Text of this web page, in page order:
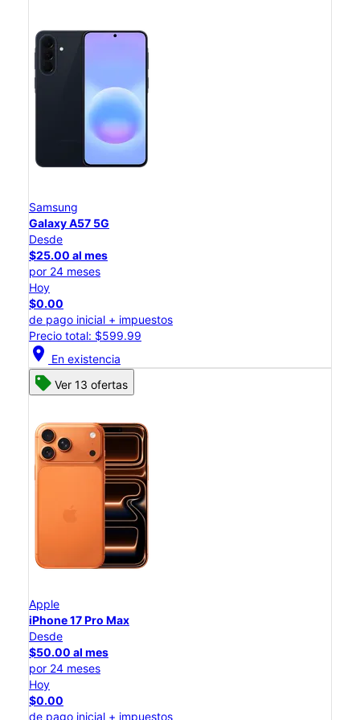
Samsung
Galaxy A57 5G
Desde
$25.00 al mes
por 24 meses
Hoy
$0.00
de pago inicial + impuestos
Precio total: $599.99
location_on En existencia
Ver 13 ofertas
Apple
iPhone 17 Pro Max
Desde
$50.00 al mes
por 24 meses
Hoy
$0.00
de pago inicial + impuestos